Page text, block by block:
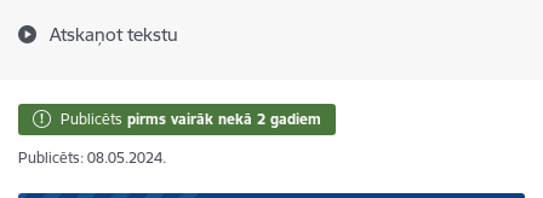
Atskaņot tekstu
Publicēts pirms vairāk nekā 2 gadiem
Publicēts: 08.05.2024.